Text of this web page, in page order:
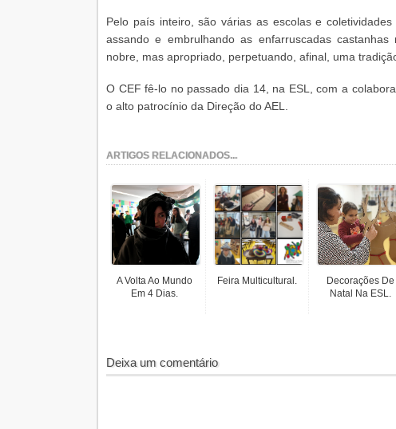
Pelo país inteiro, são várias as escolas e coletividades
assando e embrulhando as enfarruscadas
nobre, mas apropriado, perpetuando, afinal, uma
O CEF fê-lo no passado dia 14, na ESL, com a
o alto patrocínio da Direção do AEL.
ARTIGOS RELACIONADOS...
A Volta Ao Mundo
Em 4 Dias.
Feira Multicultural.
Decorações De
Natal Na ESL.
Deixa um comentário